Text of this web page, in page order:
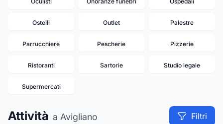
Ostelli Outlet Palestre
Parrucchiere Pescherie Pizzerie
Ristoranti Sartorie Studio legale
Supermercati
Attività a Avigliano Filtri